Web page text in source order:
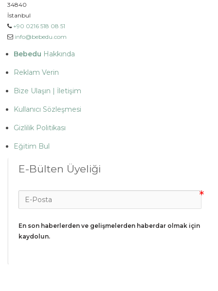
34840
İstanbul
+90 0216 518 08 51
info@bebedu.com
Bebedu Hakkında
Reklam Verin
Bize Ulaşın | İletişim
Kullanıcı Sözleşmesi
Gizlilik Politikası
Eğitim Bul
E-Bülten Üyeliği
En son haberlerden ve gelişmelerden haberdar olmak için
kaydolun.